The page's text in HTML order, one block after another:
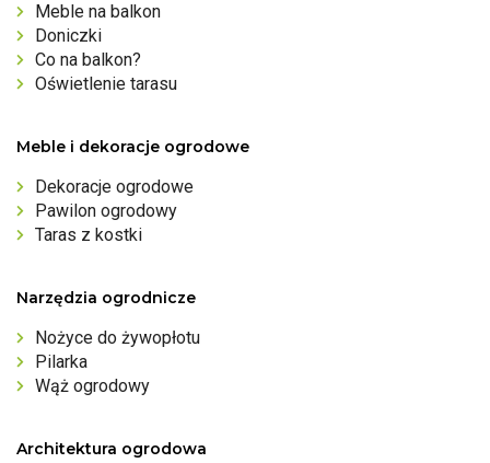
Meble na balkon
Doniczki
Co na balkon?
Oświetlenie tarasu
Meble i dekoracje ogrodowe
Dekoracje ogrodowe
Pawilon ogrodowy
Taras z kostki
Narzędzia ogrodnicze
Nożyce do żywopłotu
Pilarka
Wąż ogrodowy
Architektura ogrodowa